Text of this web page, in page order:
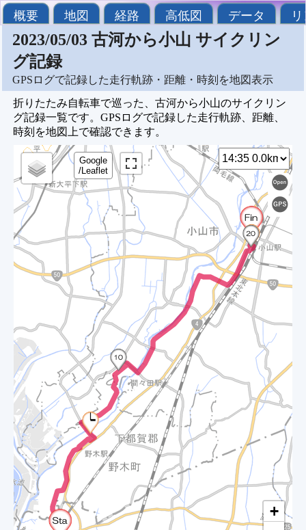
概要 地図 経路 高低図 データ
2023/05/03 古河から小山 サイクリン
グ記録
GPSログで記録した走行軌跡・距離・時刻を地図表示
折りたたみ自転車で巡った、古河から小山のサイクリン
グ記録一覧です。GPSログで記録した走行軌跡、距離、
時刻を地図上で確認できます。
Google
/Leaflet
+